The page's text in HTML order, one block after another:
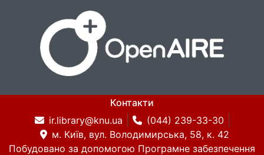
Контакти
ir.library@knu.ua
(044) 239-33-30
м. Київ, вул. Володимирська, 58, к. 42
Побудовано за допомогою Програмне забезпечення